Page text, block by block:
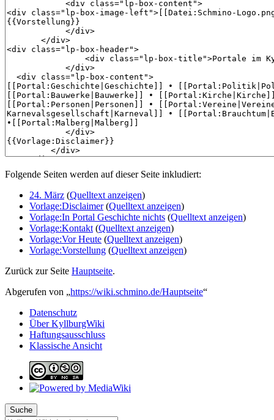
Folgende Seiten werden auf dieser Seite inkludiert:
24. März (Quelltext anzeigen)
Vorlage:Disclaimer(Quelltext anzeigen)
Vorlage:In Portal Geschichte nichts (Quelltext anzeigen)
Vorlage:Kontakt (Quelltext anzeigen)
Vorlage:Vor Heute (Quelltext anzeigen)
Vorlage:Vorstellung (Quelltext anzeigen)
Zurück zur Seite Hauptseite.
Abgerufen von „https://wiki.schmino.de/Hauptseite“
Datenschutz
Über KyllburgWiki
Haftungsausschluss
Klassische Ansicht
Suche